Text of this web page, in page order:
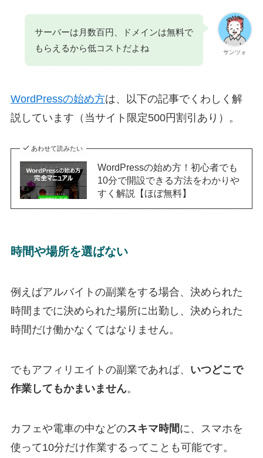
サンツォ
サーバーは月数百円、ドメインは無料で
もらえるから低コストだよね
WordPressの始め方は、以下の記事でくわしく解
説しています（当サイト限定500円割引あり）。
あわせて読みたい
WordPressの始め方！初心者でも
10分で開設できる方法をわかりや
すく解説【ほぼ無料】
時間や場所を選ばない
例えばアルバイトの副業をする場合、決められた
時間までに決められた場所に出勤し、決められた
時間だけ働かなくてはなりません。
でもアフィリエイトの副業であれば、 いつどこで
作業してもかまいません。
カフェや電車の中などのスキマ時間に、スマホを
使って10分だけ作業するってことも可能です。